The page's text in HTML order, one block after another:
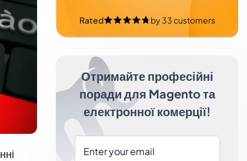
Rated by33customers
Отримайте професійні
поради для Magento та
електронної комерції!